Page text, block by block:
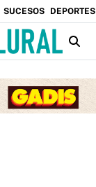
SUCESOS DEPORTES